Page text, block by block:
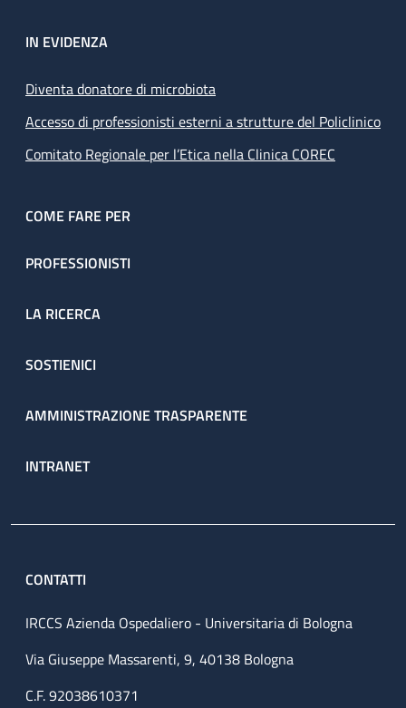
IN EVIDENZA
Diventa donatore di microbiota
Accesso di professionisti esterni a strutture del Policlinico
Comitato Regionale per l’Etica nella Clinica COREC
COME FARE PER
PROFESSIONISTI
LA RICERCA
SOSTIENICI
AMMINISTRAZIONE TRASPARENTE
INTRANET
CONTATTI
IRCCS Azienda Ospedaliero - Universitaria di Bologna
Via Giuseppe Massarenti, 9, 40138 Bologna
C.F. 92038610371